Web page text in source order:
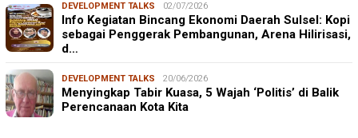
DEVELOPMENT TALKS 02/07/2026
Info Kegiatan Bincang Ekonomi Daerah Sulsel: Kopi
sebagai Penggerak Pembangunan, Arena Hilirisasi,
d…
DEVELOPMENT TALKS 20/06/2026
Menyingkap Tabir Kuasa, 5 Wajah ‘Politis’ di Balik
Perencanaan Kota Kita